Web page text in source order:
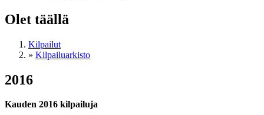
Olet täällä
Kilpailut
» Kilpailuarkisto
2016
Kauden 2016 kilpailuja